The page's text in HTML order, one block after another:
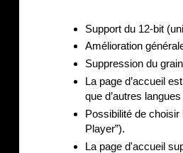
Support du 12-bit
Amélioration
Suppression du
La page d’accueil
que d’autres
Possibilité de choisir
Player”).
La page d'accueil